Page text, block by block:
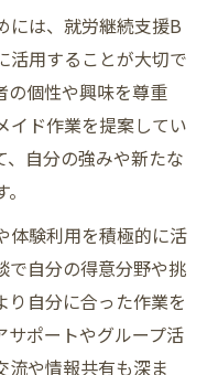
には、就労継続支援B
活用することが大切で
の個性や興味を尊重
イド作業を提案してい
、自分の強みや新たな
体験利用を積極的に活
で自分の得意分野や挑
り自分に合った作業を
サポートやグループ活
流や情報共有も深ま